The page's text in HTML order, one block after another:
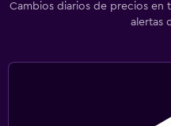
Cambios diarios de precios en
alertas